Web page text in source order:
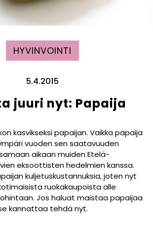
HYVINVOINTI
5.4.2015
juuri nyt: Papaija
kasvikseksi papaijan. Vaikka papaija
vuoden sen saatavuuden
aikaan muiden Etelä-
eksoottisten hedelmien kanssa.
kuljetuskustannuksia, joten nyt
ruokakaupoista alle
Jos haluat maistaa papaijaa
kannattaa tehdä nyt.